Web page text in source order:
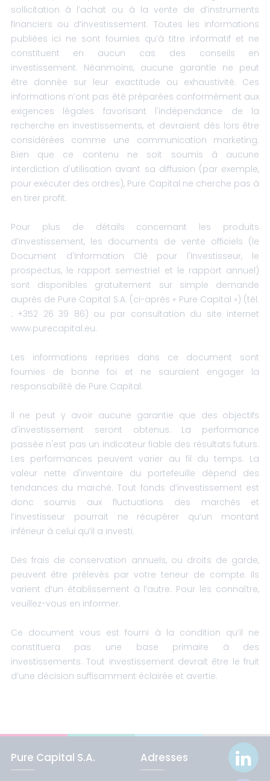
sollicitation à l’achat ou à la vente de d’instruments
financiers ou d’investissement. Toutes les informations
publiées ici ne sont fournies qu’à titre informatif et ne
constituent en aucun cas des conseils en
investissement. Néanmoins, aucune garantie ne peut
être donnée sur leur exactitude ou exhaustivité. Ces
informations n’ont pas été préparées conformément aux
exigences légales favorisant l'indépendance de la
recherche en investissements, et devraient dès lors être
considérées comme une communication marketing.
Bien que ce contenu ne soit soumis à aucune
interdiction d'utilisation avant sa diffusion (par exemple,
pour exécuter des ordres), Pure Capital ne cherche pas à
en tirer profit.
Pour plus de détails concernant les produits
d’investissement, les documents de vente officiels (le
Document d'Information Clé pour l'Investisseur, le
prospectus, le rapport semestriel et le rapport annuel)
sont disponibles gratuitement sur simple demande
auprès de Pure Capital S.A. (ci-après « Pure Capital ») (tél.
: +352 26 39 86) ou par consultation du site internet
www.purecapital.eu.
Les informations reprises dans ce document sont
fournies de bonne foi et ne sauraient engager la
responsabilité de Pure Capital.
Il ne peut y avoir aucune garantie que des objectifs
d'investissement seront obtenus. La performance
passée n'est pas un indicateur fiable des résultats futurs.
Les performances peuvent varier au fil du temps. La
valeur nette d'inventaire du portefeuille dépend des
tendances du marché. Tout fonds d’investissement est
donc soumis aux fluctuations des marchés et
l’investisseur pourrait ne récupérer qu’un montant
inférieur à celui qu’il a investi.
Des frais de conservation annuels, ou droits de garde,
peuvent être prélevés par votre teneur de compte. Ils
varient d’un établissement à l’autre. Pour les connaître,
veuillez-vous en informer.
Ce document vous est fourni à la condition qu’il ne
constituera pas une base primaire à des
investissements. Tout investissement devrait être le fruit
d’une décision suffisamment éclairée et avertie.
Pure Capital S.A. Adresses